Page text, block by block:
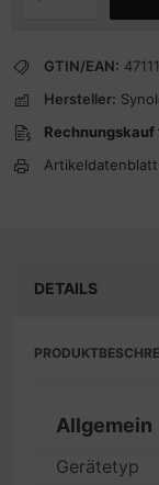
GTIN/EAN:
Hersteller:
DETAILS
Allgemein
Gerätetyp